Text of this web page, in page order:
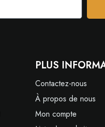
PLUS
Contactez-nous
À propos de nous
Mon compte